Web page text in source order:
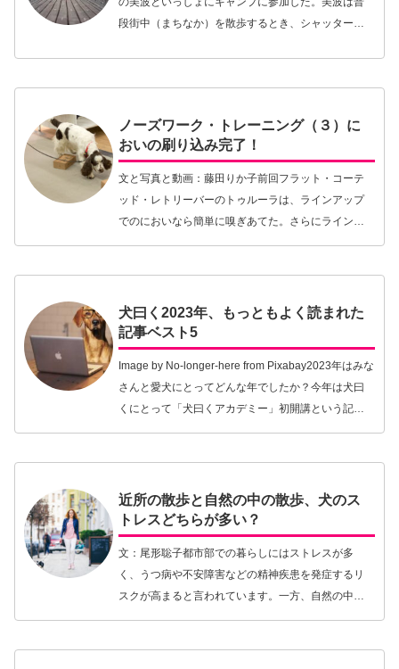
段街中（まちなか）を散歩するとき、シャッターや
まえば案外…【続きを読む】
ノーズワーク・トレーニング（３）に
おいの刷り込み完了！
文と写真と動画：藤田りか子前回フラット・コーテ
ッド・レトリーバーのトゥルーラは、ラインアップ
でのにおいなら簡単に嗅ぎあてた。さらにラインア
ップ外に臭源があっても、「他のところでも、探せ
犬曰く2023年、もっともよく読まれた
記事ベスト5
Image by No-longer-here from Pixabay2023年はみな
さんと愛犬にとってどんな年でしたか？今年は犬曰
くにとって「犬曰くアカデミー」初開講という記念
すべき年となりました。ウェビナーには50名を超え
近所の散歩と自然の中の散歩、犬のス
トレスどちらが多い？
文：尾形聡子都市部での暮らしにはストレスが多
く、うつ病や不安障害などの精神疾患を発症するリ
スクが高まると言われています。一方、自然の中で
の散策は心身をリフレッシュし、ストレスや不安感